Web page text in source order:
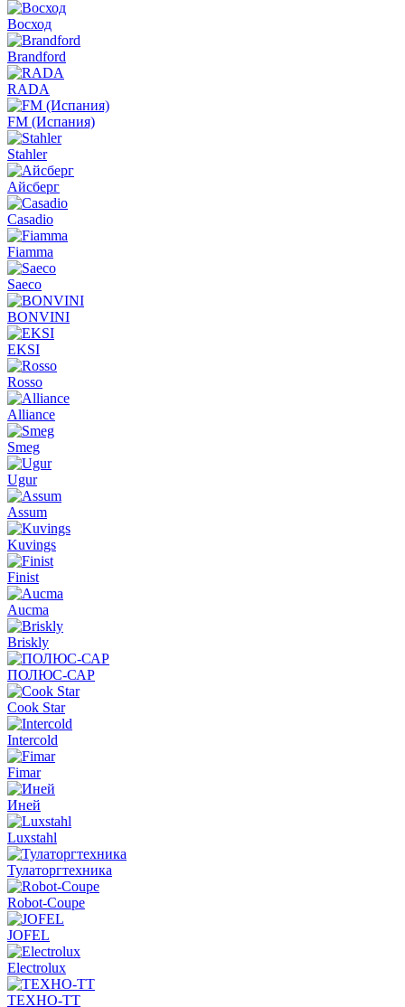
Восход
Brandford
RADA
FM (Испания)
Stahler
Айсберг
Casadio
Fiamma
Saeco
BONVINI
EKSI
Rosso
Alliance
Smeg
Ugur
Assum
Kuvings
Finist
Aucma
Briskly
ПОЛЮС-САР
Cook Star
Intercold
Fimar
Иней
Luxstahl
Тулаторгтехника
Robot-Coupe
JOFEL
Electrolux
ТЕХНО-ТТ